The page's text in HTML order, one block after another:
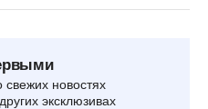
новостях
эксклюзивах